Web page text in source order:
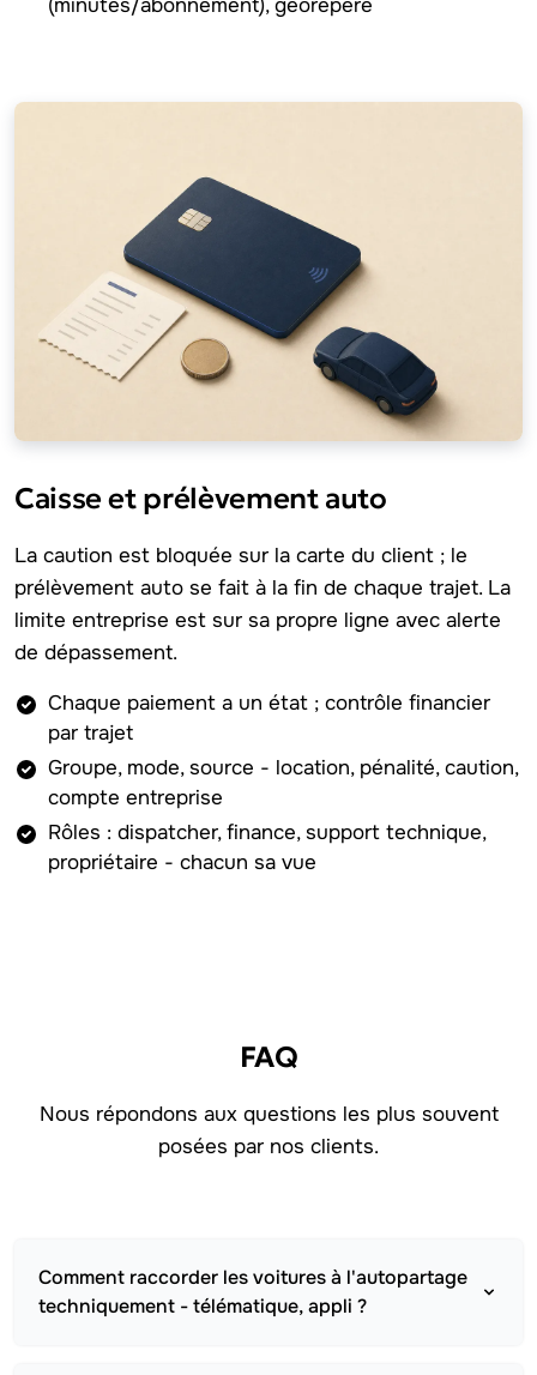
(minutes/abonnement), géorepère
Caisse et prélèvement auto
La caution est bloquée sur la carte du client ; le
prélèvement auto se fait à la fin de chaque trajet. La
limite entreprise est sur sa propre ligne avec alerte
de dépassement.
Chaque paiement a un état ; contrôle financier
par trajet
Groupe, mode, source - location, pénalité, caution,
compte entreprise
Rôles : dispatcher, finance, support technique,
propriétaire - chacun sa vue
FAQ
Nous répondons aux questions les plus souvent
posées par nos clients.
Comment raccorder les voitures à l'autopartage
techniquement - télématique, appli ?